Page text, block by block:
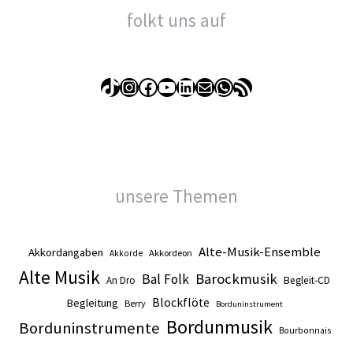
folkt uns auf
TikTok
Instagram
Facebook
YouTube
LinkedIn
E-MailWhatsApp
RSS-Feed
unsere Themen
Akkordangaben Akkorde Akkordeon Alte-Musik-Ensemble
Alte Musik An Dro Bal Folk Barockmusik Begleit-CD
Begleitung Berry Blockflöte Borduninstrument
Borduninstrumente Bordunmusik Bourbonnais